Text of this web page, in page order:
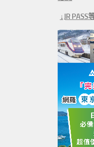
↓JR